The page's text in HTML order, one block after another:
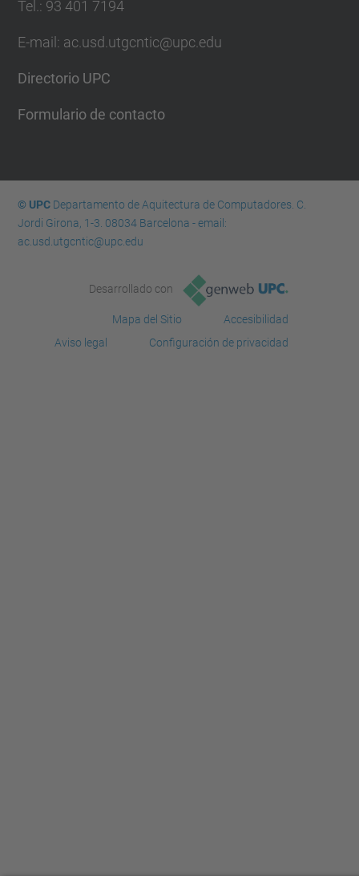
Tel.: 93 401 7194
E-mail: ac.usd.utgcntic@upc.edu
Directorio UPC
Formulario de contacto
© UPCDepartamento de Aquitectura de Computadores. C.
Jordi Girona, 1-3. 08034 Barcelona - email:
ac.usd.utgcntic@upc.edu
Desarrollado con
Mapa del Sitio
Accesibilidad
Aviso legal
Configuración de privacidad